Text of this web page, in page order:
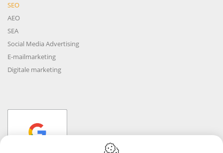
SEO
AEO
SEA
Social Media Advertising
E-mailmarketing
Digitale marketing